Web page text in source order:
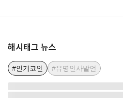
해시태그 뉴스
#인기코인 #유명인사발언